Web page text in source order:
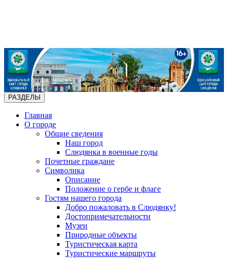
РАЗДЕЛЫ
Главная
О городе
Общие сведения
Наш город
Слюдянка в военные годы
Почетные граждане
Символика
Описание
Положение о гербе и флаге
Гостям нашего города
Добро пожаловать в Слюдянку!
Достопримечательности
Музеи
Природные объекты
Туристическая карта
Туристические маршруты